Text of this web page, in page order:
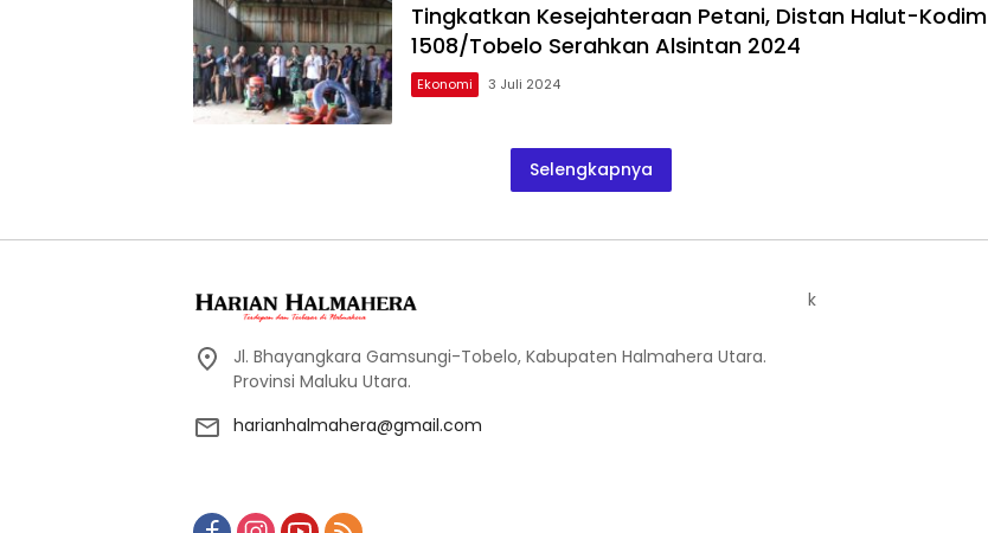
Tingkatkan Kesejahteraan Petani, Distan Halut-Kodim
1508/Tobelo Serahkan Alsintan 2024
Ekonomi 3 Juli 2024
Selengkapnya
Jl. Bhayangkara Gamsungi-Tobelo, Kabupaten Halmahera Utara.
Provinsi Maluku Utara.
harianhalmahera@gmail.com
k